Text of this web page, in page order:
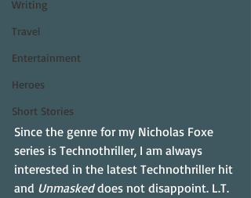
Writing
Travel
Entertainment
Heroes
Short Stories
Since the genre for my Nicholas Foxe
series is Technothriller, I am always
interested in the latest Technothriller hit
and Unmasked does not disappoint. L.T.